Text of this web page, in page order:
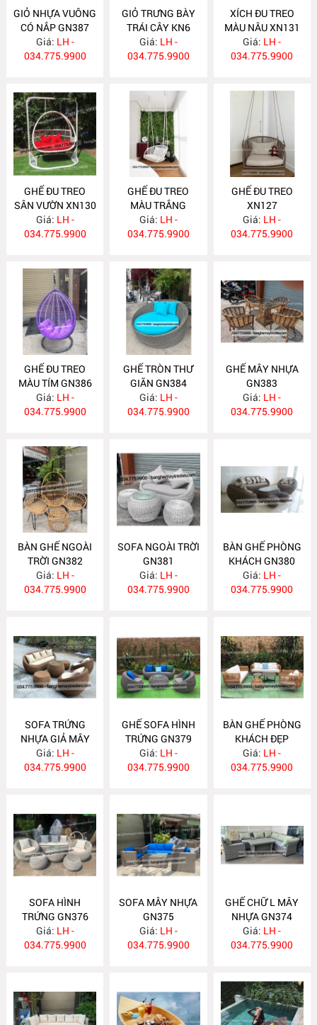
GIỎ NHỰA VUÔNG
CÓ NẮP GN387
Giá: LH -
034.775.9900
GIỎ TRƯNG BÀY
TRÁI CÂY KN6
Giá: LH -
034.775.9900
XÍCH ĐU TREO
MÀU NÂU XN131
Giá: LH -
034.775.9900
GHẾ ĐU TREO
SÂN VƯỜN XN130
Giá: LH -
034.775.9900
GHẾ ĐU TREO
MÀU TRẮNG
XN128
Giá: LH -
034.775.9900
GHẾ ĐU TREO
XN127
Giá: LH -
034.775.9900
GHẾ ĐU TREO
MÀU TÍM GN386
Giá: LH -
034.775.9900
GHẾ TRÒN THƯ
GIÃN GN384
Giá: LH -
034.775.9900
GHẾ MÂY NHỰA
GN383
Giá: LH -
034.775.9900
BÀN GHẾ NGOÀI
TRỜI GN382
Giá: LH -
034.775.9900
SOFA NGOÀI TRỜI
GN381
Giá: LH -
034.775.9900
BÀN GHẾ PHÒNG
KHÁCH GN380
Giá: LH -
034.775.9900
SOFA TRỨNG
NHỰA GIẢ MÂY
GN377
Giá: LH -
034.775.9900
GHẾ SOFA HÌNH
TRỨNG GN379
Giá: LH -
034.775.9900
BÀN GHẾ PHÒNG
KHÁCH ĐẸP
GN378
Giá: LH -
034.775.9900
SOFA HÌNH
TRỨNG GN376
Giá: LH -
034.775.9900
SOFA MÂY NHỰA
GN375
Giá: LH -
034.775.9900
GHẾ CHỮ L MÂY
NHỰA GN374
Giá: LH -
034.775.9900